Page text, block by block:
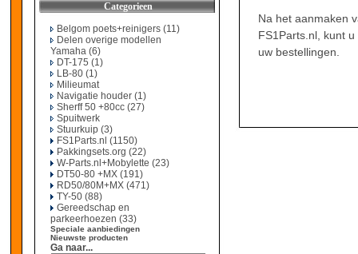
Categorieen
Belgom poets+reinigers (11)
Delen overige modellen
Yamaha (6)
DT-175 (1)
LB-80 (1)
Milieumat
Navigatie houder (1)
Sherff 50 +80cc (27)
Spuitwerk
Stuurkuip (3)
FS1Parts.nl (1150)
Pakkingsets.org (22)
W-Parts.nl+Mobylette (23)
DT50-80 +MX (191)
RD50/80M+MX (471)
TY-50 (88)
Gereedschap en
parkeerhoezen (33)
Speciale aanbiedingen
Nieuwste producten
Ga naar...
Na het aanmaken
FS1Parts.nl, kunt
uw bestellingen.